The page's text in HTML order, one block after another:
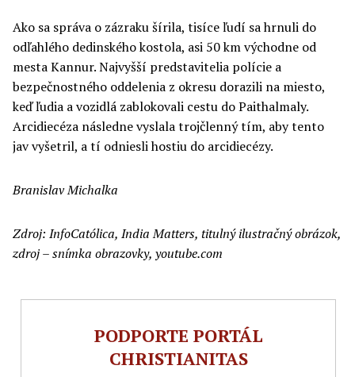
Ako sa správa o zázraku šírila, tisíce ľudí sa hrnuli do
odľahlého dedinského kostola, asi 50 km východne od
mesta Kannur. Najvyšší predstavitelia polície a
bezpečnostného oddelenia z okresu dorazili na miesto,
keď ľudia a vozidlá zablokovali cestu do Paithalmaly.
Arcidiecéza následne vyslala trojčlenný tím, aby tento
jav vyšetril, a tí odniesli hostiu do arcidiecézy.
Branislav Michalka
Zdroj: InfoCatólica, India Matters, titulný ilustračný obrázok,
zdroj – snímka obrazovky, youtube.com
PODPORTE PORTÁL
CHRISTIANITAS